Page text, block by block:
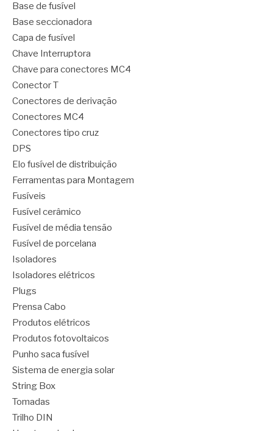
Base de fusível
Base seccionadora
Capa de fusível
Chave Interruptora
Chave para conectores MC4
Conector T
Conectores de derivação
Conectores MC4
Conectores tipo cruz
DPS
Elo fusível de distribuição
Ferramentas para Montagem
Fusíveis
Fusível cerâmico
Fusível de média tensão
Fusível de porcelana
Isoladores
Isoladores elétricos
Plugs
Prensa Cabo
Produtos elétricos
Produtos fotovoltaicos
Punho saca fusível
Sistema de energia solar
String Box
Tomadas
Trilho DIN